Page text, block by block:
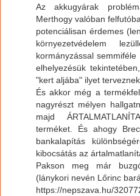
Az akkugyárak
Merthogy valóban
potenciálisan érdemes
környezetvédelem
kormányzással
elhelyezésük
"kert aljába" ilyet terveznek.
És akkor még a
nagyrészt mélyen
majd
terméket. És ahogy
bankalapítás
kibocsátás az
Pakson meg már
(lánykori nevén Lőrinc
https://nepszava.hu/